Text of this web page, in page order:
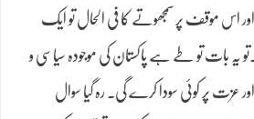
اس موقف پر سمجھوتے کا فی الحال تو ایک
یہ بات تو طے ہے پاکستان کی موجودہ سیاسی و
عزت پر کوئی سودا کرے گی۔ رہ گیا سوال